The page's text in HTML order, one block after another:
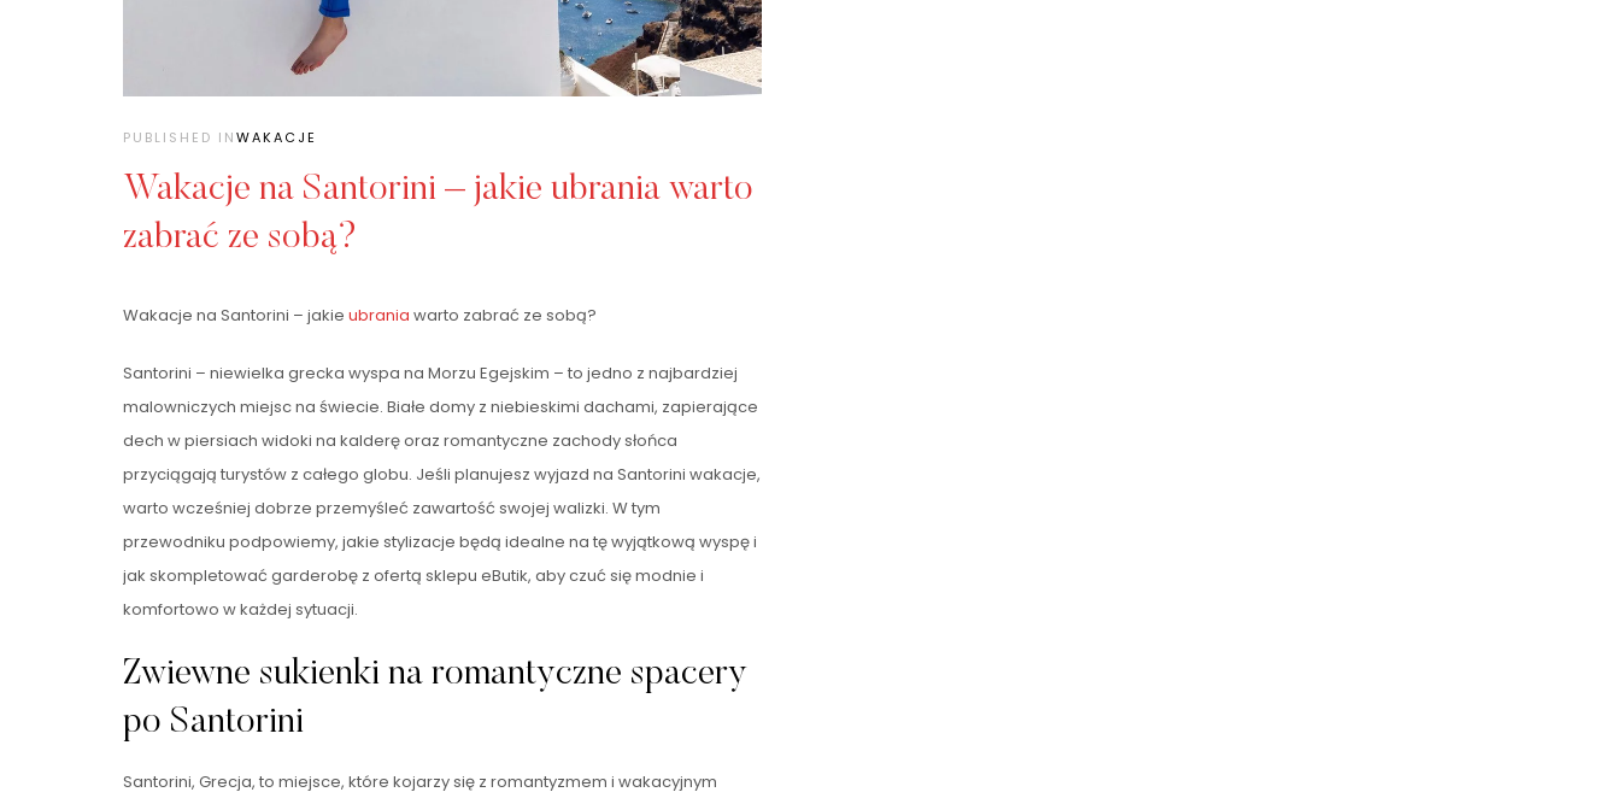
PUBLISHED INWAKACJE
Wakacje na Santorini – jakie ubrania warto
zabrać ze sobą?
Wakacje na Santorini – jakie ubrania warto zabrać ze sobą?
Santorini – niewielka grecka wyspa na Morzu Egejskim – to jedno z najbardziej
malowniczych miejsc na świecie. Białe domy z niebieskimi dachami, zapierające
dech w piersiach widoki na kalderę oraz romantyczne zachody słońca
przyciągają turystów z całego globu. Jeśli planujesz wyjazd na Santorini wakacje,
warto wcześniej dobrze przemyśleć zawartość swojej walizki. W tym
przewodniku podpowiemy, jakie stylizacje będą idealne na tę wyjątkową wyspę i
jak skompletować garderobę z ofertą sklepu eButik, aby czuć się modnie i
komfortowo w każdej sytuacji.
Zwiewne sukienki na romantyczne spacery
po Santorini
Santorini, Grecja, to miejsce, które kojarzy się z romantyzmem i wakacyjnym